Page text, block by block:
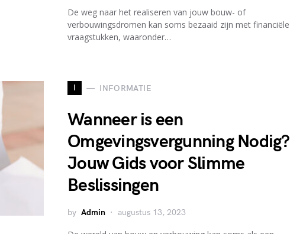
De weg naar het realiseren van jouw bouw- of
verbouwingsdromen kan soms bezaaid zijn met financiële
vraagstukken, waaronder…
I INFORMATIE
Wanneer is een
Omgevingsvergunning Nodig?
Jouw Gids voor Slimme
Beslissingen
by Admin augustus 13, 2023